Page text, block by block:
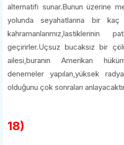
alternatifi sunar.Bunun üzerine
yolunda seyahatlarına bir
geçirirler.Uçsuz bucaksız bir
ailesi,buranın Amerikan
denemeler yapılan,yüksek
olduğunu çok sonraları
18)